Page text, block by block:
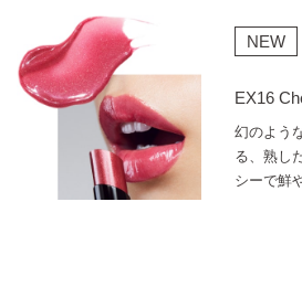
NEW
EX16
幻のよう
る、熟し
シーで鮮